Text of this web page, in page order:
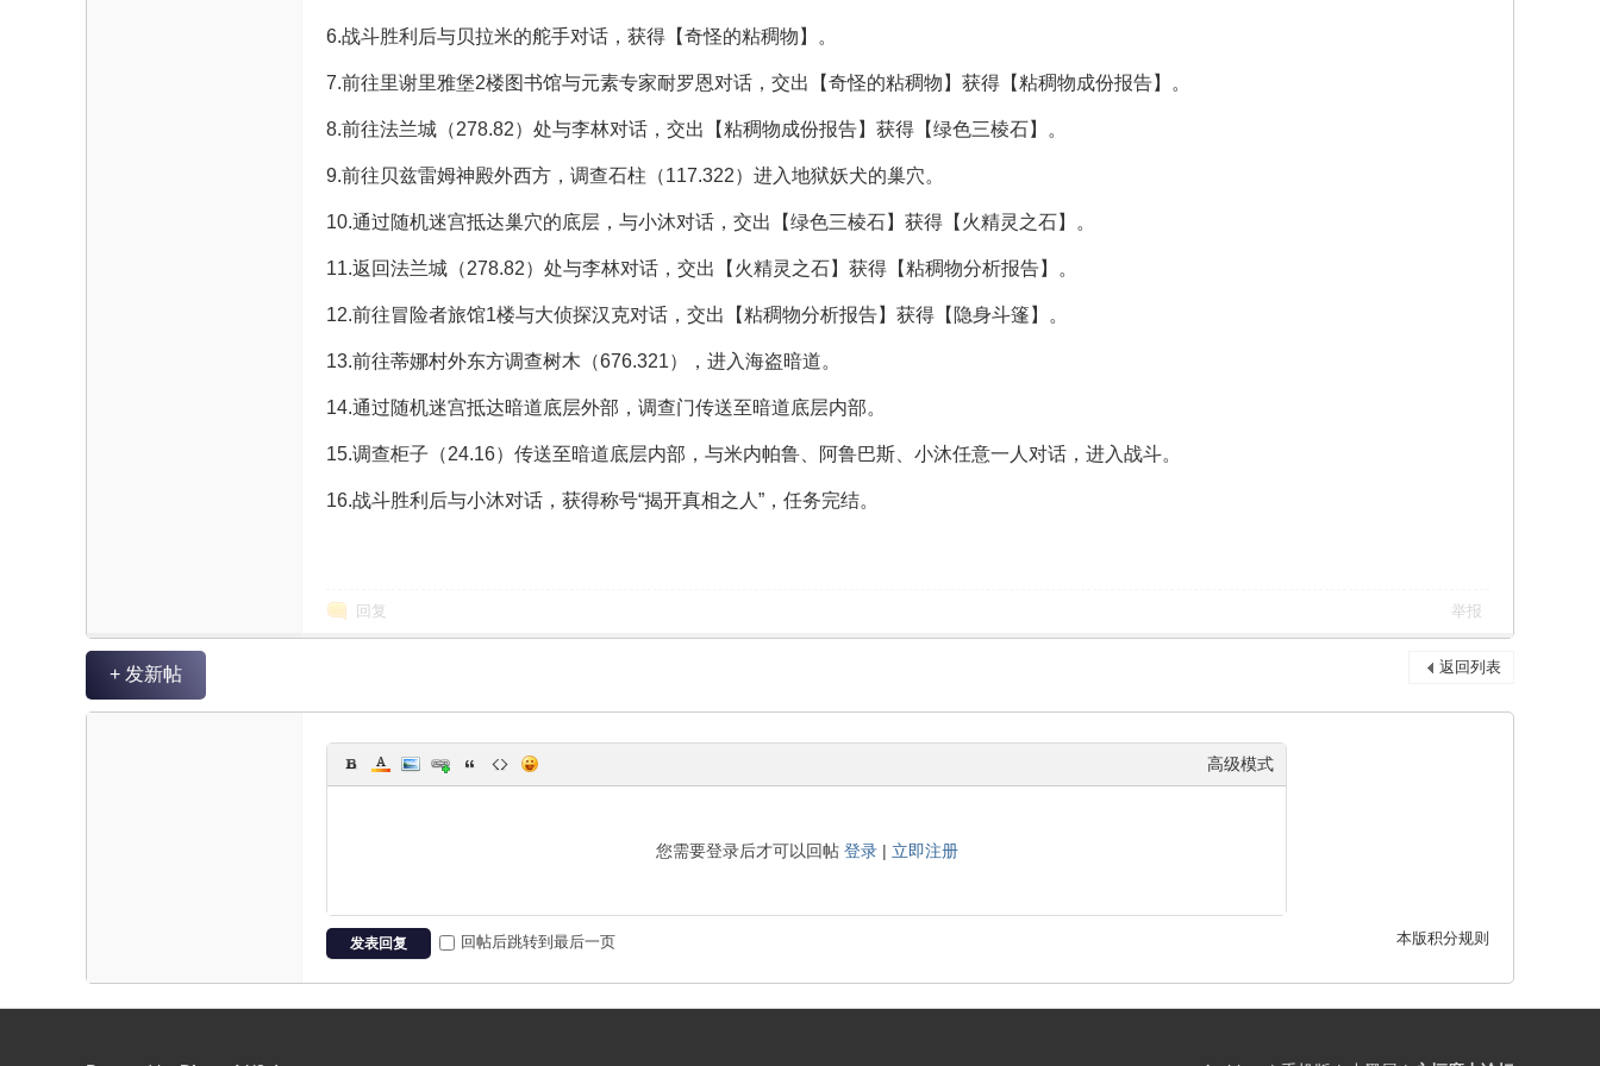
6.战斗胜利后与贝拉米的舵手对话，获得【奇怪的粘稠物】。
7.前往里谢里雅堡2楼图书馆与元素专家耐罗恩对话，交出【奇怪的粘稠物】获得【粘稠物成份报告】。
8.前往法兰城（278.82）处与李林对话，交出【粘稠物成份报告】获得【绿色三棱石】。
9.前往贝兹雷姆神殿外西方，调查石柱（117.322）进入地狱妖犬的巢穴。
10.通过随机迷宫抵达巢穴的底层，与小沐对话，交出【绿色三棱石】获得【火精灵之石】。
11.返回法兰城（278.82）处与李林对话，交出【火精灵之石】获得【粘稠物分析报告】。
12.前往冒险者旅馆1楼与大侦探汉克对话，交出【粘稠物分析报告】获得【隐身斗篷】。
13.前往蒂娜村外东方调查树木（676.321），进入海盗暗道。
14.通过随机迷宫抵达暗道底层外部，调查门传送至暗道底层内部。
15.调查柜子（24.16）传送至暗道底层内部，与米内帕鲁、阿鲁巴斯、小沐任意一人对话，进入战斗。
16.战斗胜利后与小沐对话，获得称号“揭开真相之人”，任务完结。
回复 举报
返回列表
+ 发新帖
高级模式
您需要登录后才可以回帖 登录| 立即注册
本版积分规则
发表回复 回帖后跳转到最后一页